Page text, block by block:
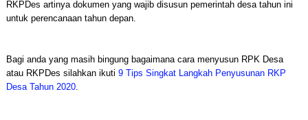
RKPDes artinya dokumen yang wajib disusun pemerintah desa tahun ini
untuk perencanaan tahun depan.
Bagi anda yang masih bingung bagaimana cara menyusun RPK Desa
atau RKPDes silahkan ikuti 9 Tips Singkat Langkah Penyusunan RKP
Desa Tahun 2020.